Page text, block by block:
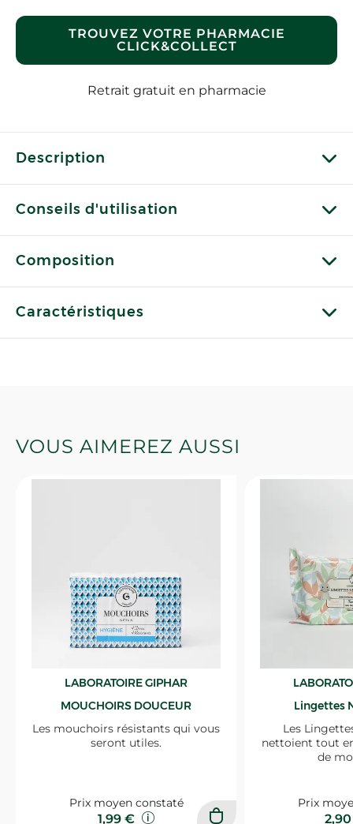
TROUVEZ VOTRE PHARMACIE
CLICK&COLLECT
Retrait gratuit en pharmacie
Description
Conseils d'utilisation
Composition
Caractéristiques
VOUS AIMEREZ AUSSI
LABORATOIRE GIPHAR
MOUCHOIRS DOUCEUR
Les mouchoirs résistants qui vous
seront utiles.
Prix moyen constaté
1,99 €
Lingettes
Les
nettoient tout
de
Prix